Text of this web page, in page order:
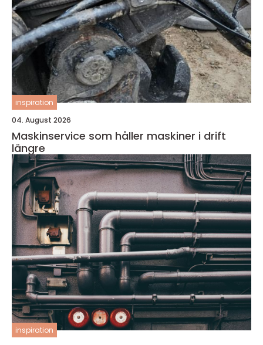
inspiration
04. August 2026
Maskinservice som håller maskiner i drift
längre
inspiration